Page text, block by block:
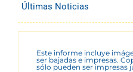
Últimas Noticias
Este informe incluye
ser bajadas e impresas.
sólo pueden ser impresas